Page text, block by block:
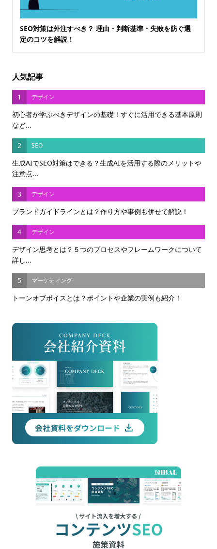
SEO対策は外注すべき？ 理由・判断基準・失敗を防ぐ選
定のコツを解説！
人気記事
1 デザイン
初心者が学ぶべきデザインの基礎！すぐに活用できる基本原則
など...
2 SEO
生成AIでSEO対策はできる？生成AIを活用する際のメリットや
注意点...
3 デザイン
ブランドガイドラインとは？作り方や事例も併せて解説！
4 デザイン
デザイン思考とは？５つのプロセスやフレームワークについて
詳し...
5 マーケティング
トーンオブボイスとは？ポイントや企業の実例も紹介！